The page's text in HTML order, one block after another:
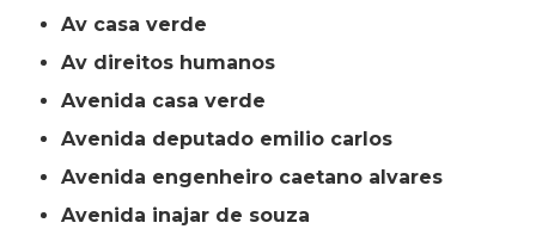
av casa verde
av direitos humanos
avenida casa verde
avenida deputado emilio carlos
avenida engenheiro caetano alvares
avenida inajar de souza